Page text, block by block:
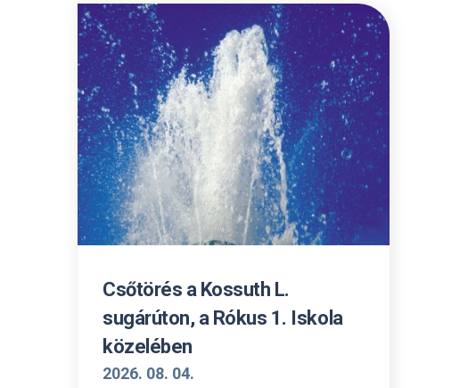
Csőtörés a Kossuth L.
sugárúton, a Rókus 1. Iskola
közelében
2026. 08. 04.